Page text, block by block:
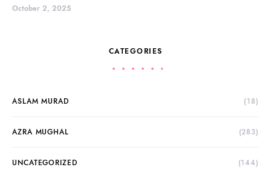
October 2, 2025
CATEGORIES
ASLAM MURAD (18)
AZRA MUGHAL (283)
UNCATEGORIZED (144)